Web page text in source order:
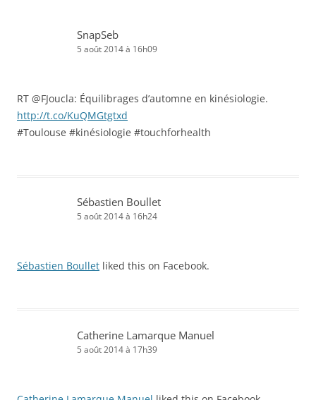
SnapSeb
5 août 2014 à 16h09
RT @FJoucla: Équilibrages d’automne en kinésiologie.
http://t.co/KuQMGtgtxd
#Toulouse #kinésiologie #touchforhealth
Sébastien Boullet
5 août 2014 à 16h24
Sébastien Boullet liked this on Facebook.
Catherine Lamarque Manuel
5 août 2014 à 17h39